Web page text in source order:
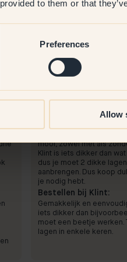
to them or that
Preferences
Allow
Productafbeelding
Om mee te verven: 21
mooi, zowel met als
Klint is iets dikker dan
dus je moet 2 dikke
aanbrengen. Dus koop
je nodig hebt.
Bestellen bij Klint:
Gemakkelijk en
iets dikker dan
moet een beetje werken.
lagen in enkele keren.